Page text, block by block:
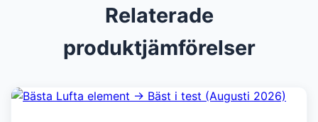
Relaterade
produktjämförelser